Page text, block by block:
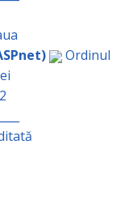
Ordinul